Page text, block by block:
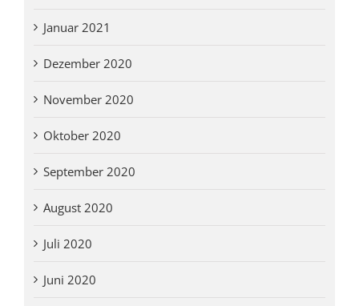
Januar 2021
Dezember 2020
November 2020
Oktober 2020
September 2020
August 2020
Juli 2020
Juni 2020